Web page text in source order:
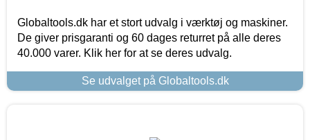
Globaltools.dk har et stort udvalg i værktøj og maskiner.
De giver prisgaranti og 60 dages returret på alle deres
40.000 varer. Klik her for at se deres udvalg.
Se udvalget på Globaltools.dk